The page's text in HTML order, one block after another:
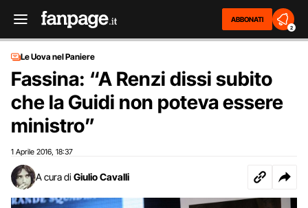
ABBONATI
2
Le Uova nel Paniere
Fassina: “A Renzi dissi subito
che la Guidi non poteva essere
ministro”
1 Aprile 2016 18:37
A cura di Giulio Cavalli